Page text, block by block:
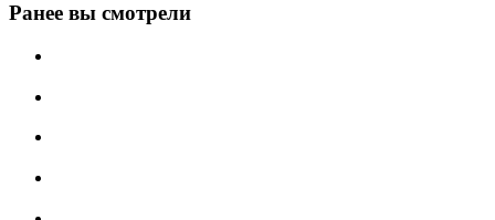
Ранее вы смотрели